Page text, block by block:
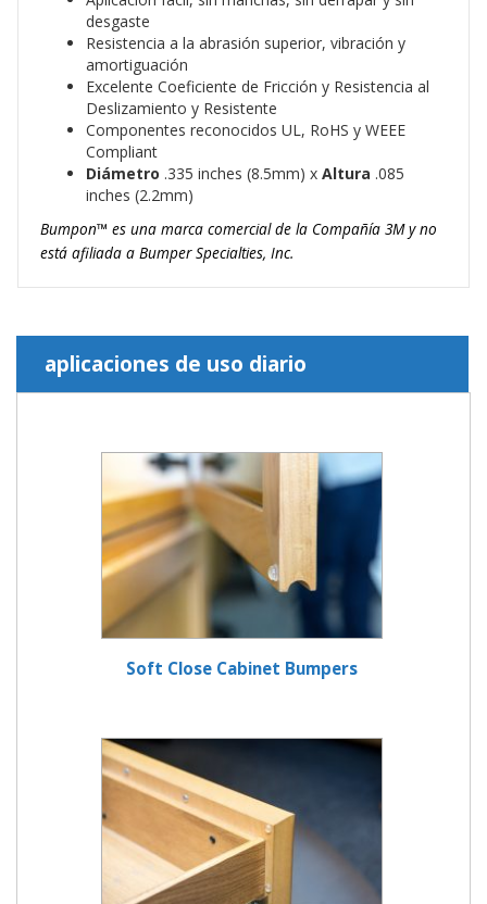
desgaste
Resistencia a la abrasión superior, vibración y
amortiguación
Excelente Coeficiente de Fricción y Resistencia al
Deslizamiento y Resistente
Componentes reconocidos UL, RoHS y WEEE
Compliant
Diámetro .335 inches (8.5mm) x Altura .085
inches (2.2mm)
Bumpon™ es una marca comercial de la Compañía 3M y no
está afiliada a Bumper Specialties, Inc.
aplicaciones de uso diario
Soft Close Cabinet Bumpers